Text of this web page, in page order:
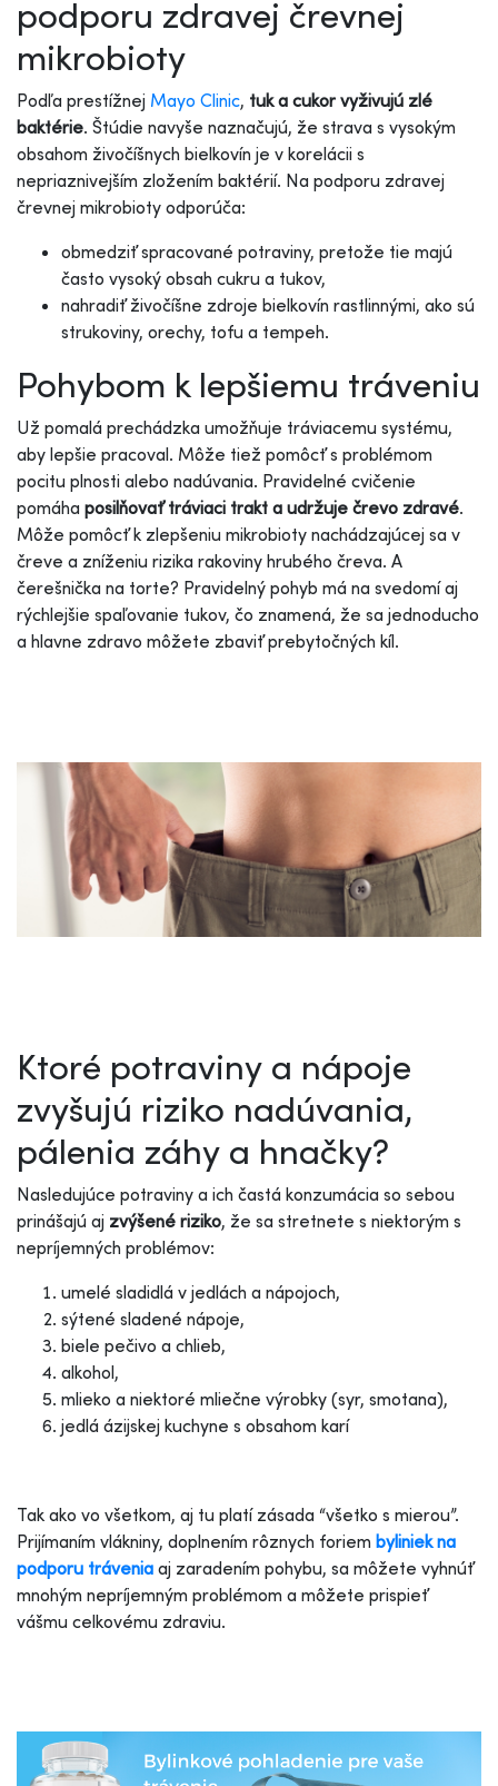
podporu zdravej črevnej
mikrobioty
Podľa prestížnej Mayo Clinic, tuk a cukor vyživujú zlé
baktérie. Štúdie navyše naznačujú, že strava s vysokým
obsahom živočíšnych bielkovín je v korelácii s
nepriaznivejším zložením baktérií. Na podporu zdravej
črevnej mikrobioty odporúča:
obmedziť spracované potraviny, pretože tie majú
často vysoký obsah cukru a tukov,
nahradiť živočíšne zdroje bielkovín rastlinnými, ako sú
strukoviny, orechy, tofu a tempeh.
Pohybom k lepšiemu tráveniu
Už pomalá prechádzka umožňuje tráviacemu systému,
aby lepšie pracoval. Môže tiež pomôcť s problémom
pocitu plnosti alebo nadúvania. Pravidelné cvičenie
pomáha posilňovať tráviaci trakt a udržuje črevo zdravé.
Môže pomôcť k zlepšeniu mikrobioty nachádzajúcej sa v
čreve a zníženiu rizika rakoviny hrubého čreva. A
čerešnička na torte? Pravidelný pohyb má na svedomí aj
rýchlejšie spaľovanie tukov, čo znamená, že sa jednoducho
a hlavne zdravo môžete zbaviť prebytočných kíl.
Ktoré potraviny a nápoje
zvyšujú riziko nadúvania,
pálenia záhy a hnačky?
Nasledujúce potraviny a ich častá konzumácia so sebou
prinášajú aj zvýšené riziko, že sa stretnete s niektorým s
nepríjemných problémov:
umelé sladidlá v jedlách a nápojoch,
sýtené sladené nápoje,
biele pečivo a chlieb,
alkohol,
mlieko a niektoré mliečne výrobky (syr, smotana),
jedlá ázijskej kuchyne s obsahom karí
Tak ako vo všetkom, aj tu platí zásada “všetko s mierou”.
Prijímaním vlákniny, doplnením rôznych foriem byliniek na
podporu trávenia aj zaradením pohybu, sa môžete vyhnúť
mnohým nepríjemným problémom a môžete prispieť
vášmu celkovému zdraviu.